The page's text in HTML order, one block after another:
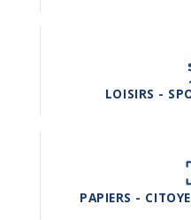
LOISIRS -
PAPIERS -